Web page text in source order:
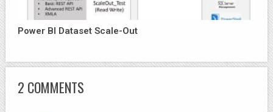
Power BI Dataset Scale-Out
2 COMMENTS